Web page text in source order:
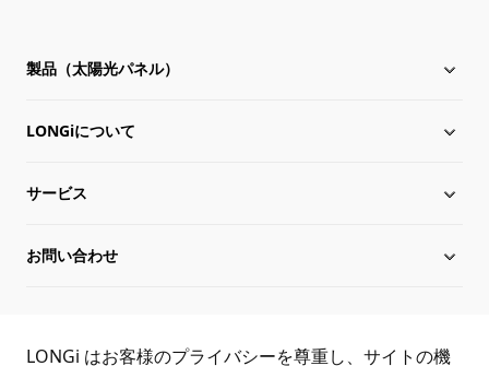
製品（太陽光パネル）
太陽電池モジュール
Hi-MO X10
Hi-MO 7
LONGiについて
LONGiについて
沿革
サービス
ダウンロード
お問い合わせ
TEL:
LONGi はお客様のプライバシーを尊重し、サイトの機